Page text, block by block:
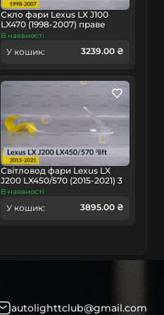
Скло фари Lexus LX J100
LX470 (1998-2007) праве
В наявності
У кошик: 3239.00 ₴
Світловод фари Lexus LX
J200 LX450/570 (2015-2021) 3
рест правий
В наявності
У кошик: 3895.00 ₴
autolighttclub@gmail.com